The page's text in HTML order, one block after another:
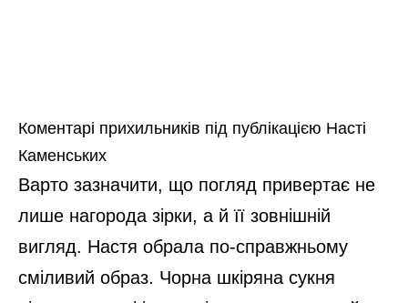
Коментарі прихильників під публікацією Насті
Каменських
Варто зазначити, що погляд привертає не
лише нагорода зірки, а й її зовнішній
вигляд. Настя обрала по-справжньому
сміливий образ. Чорна шкіряна сукня